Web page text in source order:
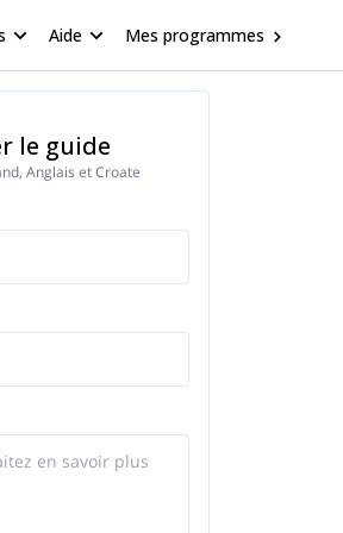
Aide Mes programmes
le guide
Anglais et Croate